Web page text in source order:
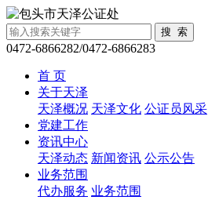
0472-6866282/0472-6866283
首 页
关于天泽
天泽概况 天泽文化 公证员风采
党建工作
资讯中心
天泽动态 新闻资讯 公示公告
业务范围
代办服务 业务范围